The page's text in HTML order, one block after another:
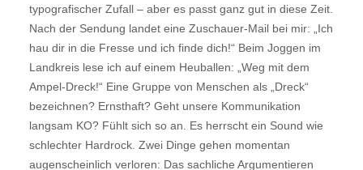
typografischer Zufall – aber es passt ganz gut in diese Zeit.
Nach der Sendung landet eine Zuschauer-Mail bei mir: „Ich
hau dir in die Fresse und ich finde dich!“ Beim Joggen im
Landkreis lese ich auf einem Heuballen: „Weg mit dem
Ampel-Dreck!“ Eine Gruppe von Menschen als „Dreck“
bezeichnen? Ernsthaft? Geht unsere Kommunikation
langsam KO? Fühlt sich so an. Es herrscht ein Sound wie
schlechter Hardrock. Zwei Dinge gehen momentan
augenscheinlich verloren: Das sachliche Argumentieren